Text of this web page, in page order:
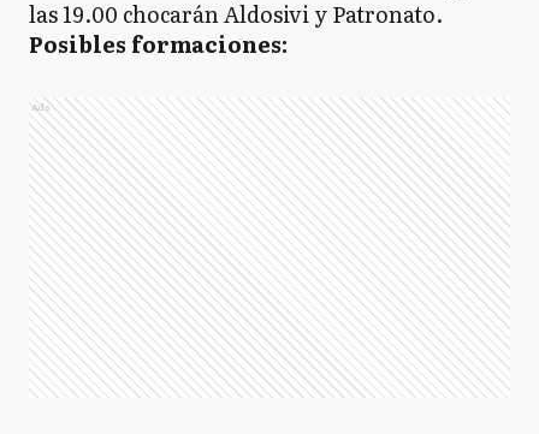
las 19.00 chocarán Aldosivi y Patronato.
Posibles formaciones:
Ads